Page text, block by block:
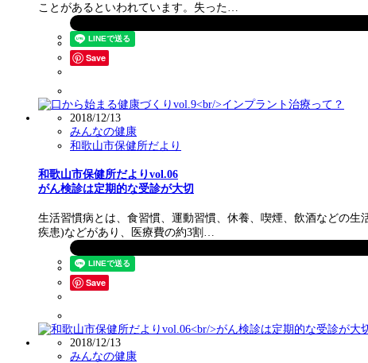
ことがあるといわれています。失った…
Save
2018/12/13
みんなの健康
和歌山市保健所だより
和歌山市保健所だよりvol.06
がん検診は定期的な受診が大切
生活習慣病とは、食習慣、運動習慣、休養、喫煙、飲酒などの
疾患)などがあり、医療費の約3割…
Save
2018/12/13
みんなの健康